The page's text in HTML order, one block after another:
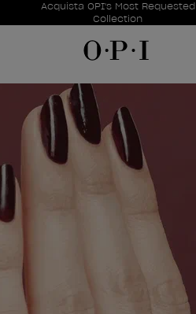
Offerte promozionali
Acquista OPI's Most Requested
Collection
Item 1 of 1